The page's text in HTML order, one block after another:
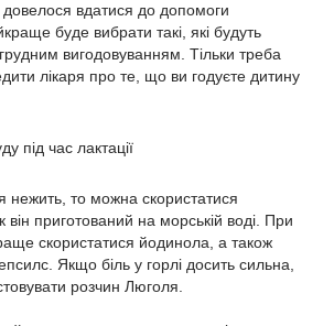
вдатися до допомоги
буде вибрати такі, які будуть
вигодовуванням. Тільки треба
лікаря про те, що ви годуєте дитину
нежить, то можна скористатися
він приготований на морській воді. При
скористатися йодинола, а також
Якщо біль у горлі досить сильна,
розчин Люголя.